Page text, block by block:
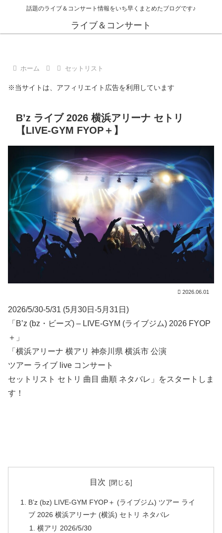
話題のライブ＆コンサート情報をいち早くまとめたブログです♪
ライブ＆コンサート
ホーム セットリスト
※当サイトは、アフィリエイト広告を利用しています
B’z ライブ 2026 横浜アリーナ セトリ
【LIVE-GYM FYOP＋】
2026.06.01
2026/5/30-5/31 (5月30日-5月31日)
「B’z (bz・ビーズ) – LIVE-GYM (ライブジム) 2026 FYOP
＋」
「横浜アリーナ 横アリ 神奈川県 横浜市 公演
ツアー ライブ live コンサート
セットリスト セトリ 曲目 曲順 ネタバレ」をスタートしま
す！
目次
B’z (bz) LIVE-GYM FYOP＋ (ライブジム) ツアー ライ
ブ 2026 横浜アリーナ (横浜) セトリ ネタバレ
横アリ 2026/5/30